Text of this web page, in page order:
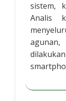
sistem,
Analis